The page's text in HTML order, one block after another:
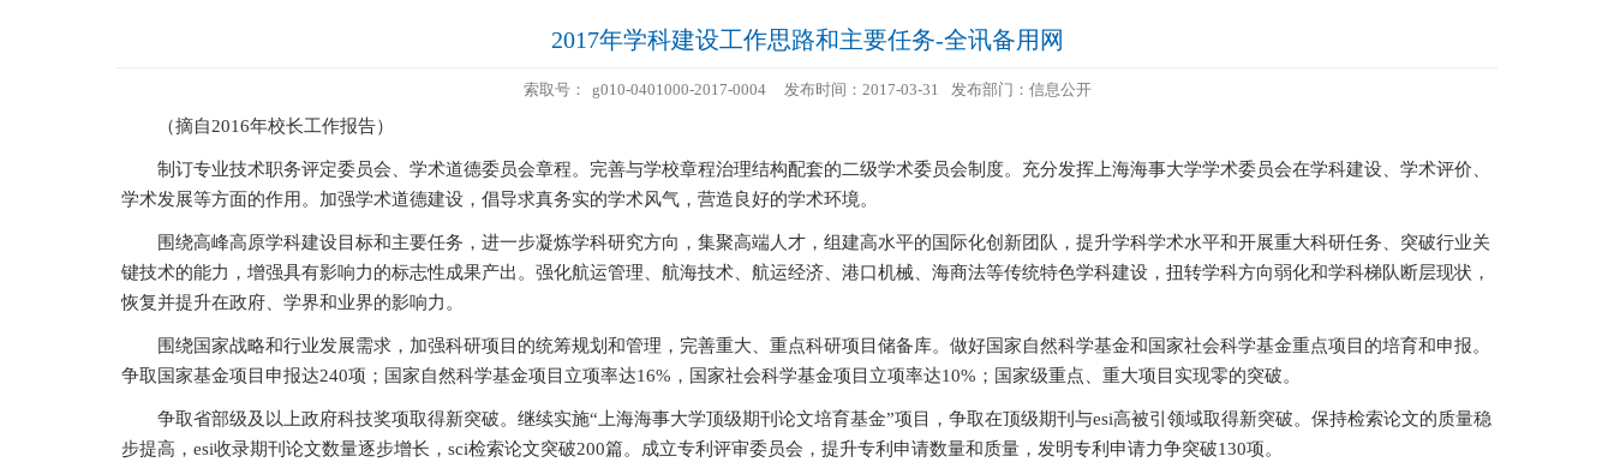
2017年学科建设工作思路和主要任务-全讯备用网
索取号： g010-0401000-2017-0004 发布时间：2017-03-31 发布部门：信息公开
（摘自2016年校长工作报告）
制订专业技术职务评定委员会、学术道德委员会章程。完善与学校章程治理结构配套的二级学术委员会制度。充分发挥上海海事大学学术委员会在学科建设、学术评价、
学术发展等方面的作用。加强学术道德建设，倡导求真务实的学术风气，营造良好的学术环境。
围绕高峰高原学科建设目标和主要任务，进一步凝炼学科研究方向，集聚高端人才，组建高水平的国际化创新团队，提升学科学术水平和开展重大科研任务、突破行业关
键技术的能力，增强具有影响力的标志性成果产出。强化航运管理、航海技术、航运经济、港口机械、海商法等传统特色学科建设，扭转学科方向弱化和学科梯队断层现状，
恢复并提升在政府、学界和业界的影响力。
围绕国家战略和行业发展需求，加强科研项目的统筹规划和管理，完善重大、重点科研项目储备库。做好国家自然科学基金和国家社会科学基金重点项目的培育和申报。
争取国家基金项目申报达240项；国家自然科学基金项目立项率达16%，国家社会科学基金项目立项率达10%；国家级重点、重大项目实现零的突破。
争取省部级及以上政府科技奖项取得新突破。继续实施“上海海事大学顶级期刊论文培育基金”项目，争取在顶级期刊与esi高被引领域取得新突破。保持检索论文的质量稳
步提高，esi收录期刊论文数量逐步增长，sci检索论文突破200篇。成立专利评审委员会，提升专利申请数量和质量，发明专利申请力争突破130项。